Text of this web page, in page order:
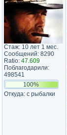
Стаж: 10 лет 1 мес.
Сообщений: 8290
Ratio: 47.609
Поблагодарили:
498541
100%
Откуда: с рыбалки